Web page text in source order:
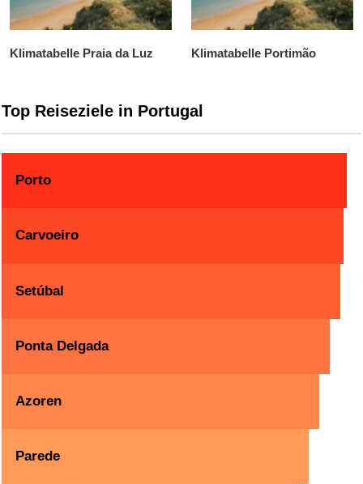
Klimatabelle Praia da Luz Klimatabelle Portimão
Top Reiseziele in Portugal
Porto
Carvoeiro
Setúbal
Ponta Delgada
Azoren
Parede